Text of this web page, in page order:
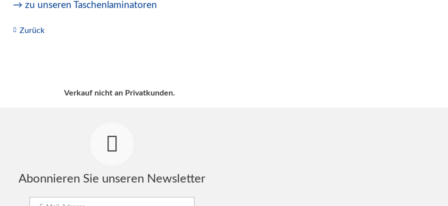
→ zu unseren Taschenlaminatoren
Zurück
Verkauf nicht an Privatkunden.
Abonnieren Sie unseren Newsletter